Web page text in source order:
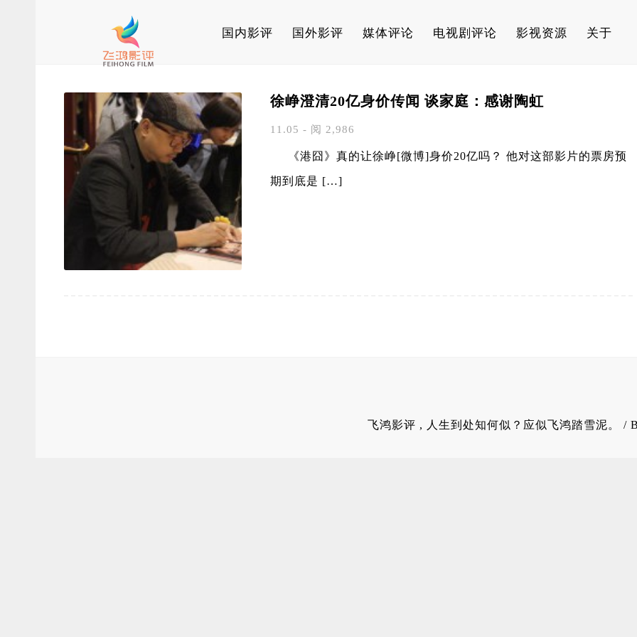
国内影评 国外影评 媒体评论 电视剧评论 影视资源 关于
徐峥澄清20亿身价传闻 谈家庭：感谢陶虹
11.05 - 阅 2,986
《港囧》真的让徐峥[微博]身价20亿吗？ 他对这部影片的票房预
期到底是 […]
飞鸿影评 , 人生到处知何似？应似飞鸿踏雪泥。 /